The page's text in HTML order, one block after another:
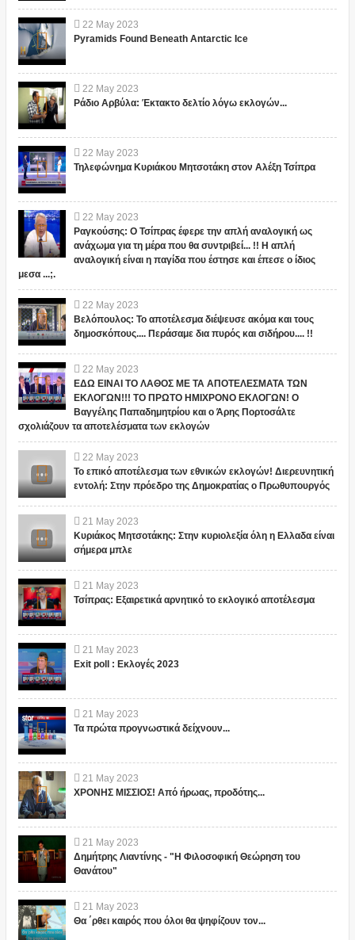
22 May 2023
Pyramids Found Beneath Antarctic Ice
22 May 2023
Ράδιο Αρβύλα: Έκτακτο δελτίο λόγω εκλογών...
22 May 2023
Τηλεφώνημα Κυριάκου Μητσοτάκη στον Αλέξη Τσίπρα
22 May 2023
Ραγκούσης: Ο Τσίπρας έφερε την απλή αναλογική ως
ανάχωμα για τη μέρα που θα συντριβεί... !! Η απλή
αναλογική είναι η παγίδα που έστησε και έπεσε ο ίδιος
μεσα ...;.
22 May 2023
Βελόπουλος: Το αποτέλεσμα διέψευσε ακόμα και τους
δημοσκόπους.... Περάσαμε δια πυρός και σιδήρου.... !!
22 May 2023
ΕΔΩ ΕΙΝΑΙ ΤΟ ΛΑΘΟΣ ΜΕ ΤΑ ΑΠΟΤΕΛΕΣΜΑΤΑ ΤΩΝ
ΕΚΛΟΓΩΝ!!! ΤΟ ΠΡΩΤΟ ΗΜΙΧΡΟΝΟ ΕΚΛΟΓΩΝ! Ο
Βαγγέλης Παπαδημητρίου και ο Άρης Πορτοσάλτε
σχολιάζουν τα αποτελέσματα των εκλογών
22 May 2023
Το επικό αποτέλεσμα των εθνικών εκλογών! Διερευνητική
εντολή: Στην πρόεδρο της Δημοκρατίας ο Πρωθυπουργός
21 May 2023
Κυριάκος Μητσοτάκης: Στην κυριολεξία όλη η Ελλαδα είναι
σήμερα μπλε
21 May 2023
Τσίπρας: Εξαιρετικά αρνητικό το εκλογικό αποτέλεσμα
21 May 2023
Exit poll : Εκλογές 2023
21 May 2023
Τα πρώτα προγνωστικά δείχνουν...
21 May 2023
ΧΡΟΝΗΣ ΜΙΣΣΙΟΣ! Από ήρωας, προδότης...
21 May 2023
Δημήτρης Λιαντίνης - "Η Φιλοσοφική Θεώρηση του
Θανάτου"
21 May 2023
Θα ΄ρθει καιρός που όλοι θα ψηφίζουν τον...